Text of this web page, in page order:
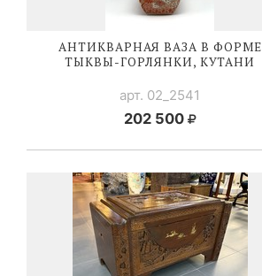
АНТИКВАРНАЯ ВАЗА В ФОРМЕ
ТЫКВЫ-ГОРЛЯНКИ, КУТАНИ
арт. 02_2541
202 500